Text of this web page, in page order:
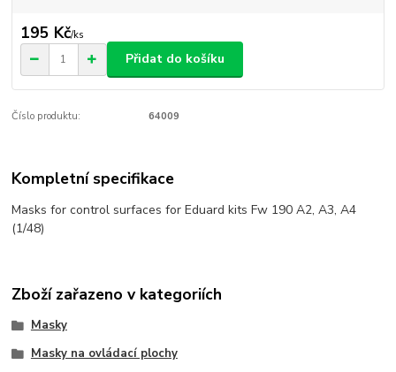
195 Kč/ks
Přidat do košíku
Číslo produktu: 64009
Kompletní specifikace
Masks for control surfaces for Eduard kits Fw 190 A2, A3, A4
(1/48)
Zboží zařazeno v kategoriích
Masky
Masky na ovládací plochy